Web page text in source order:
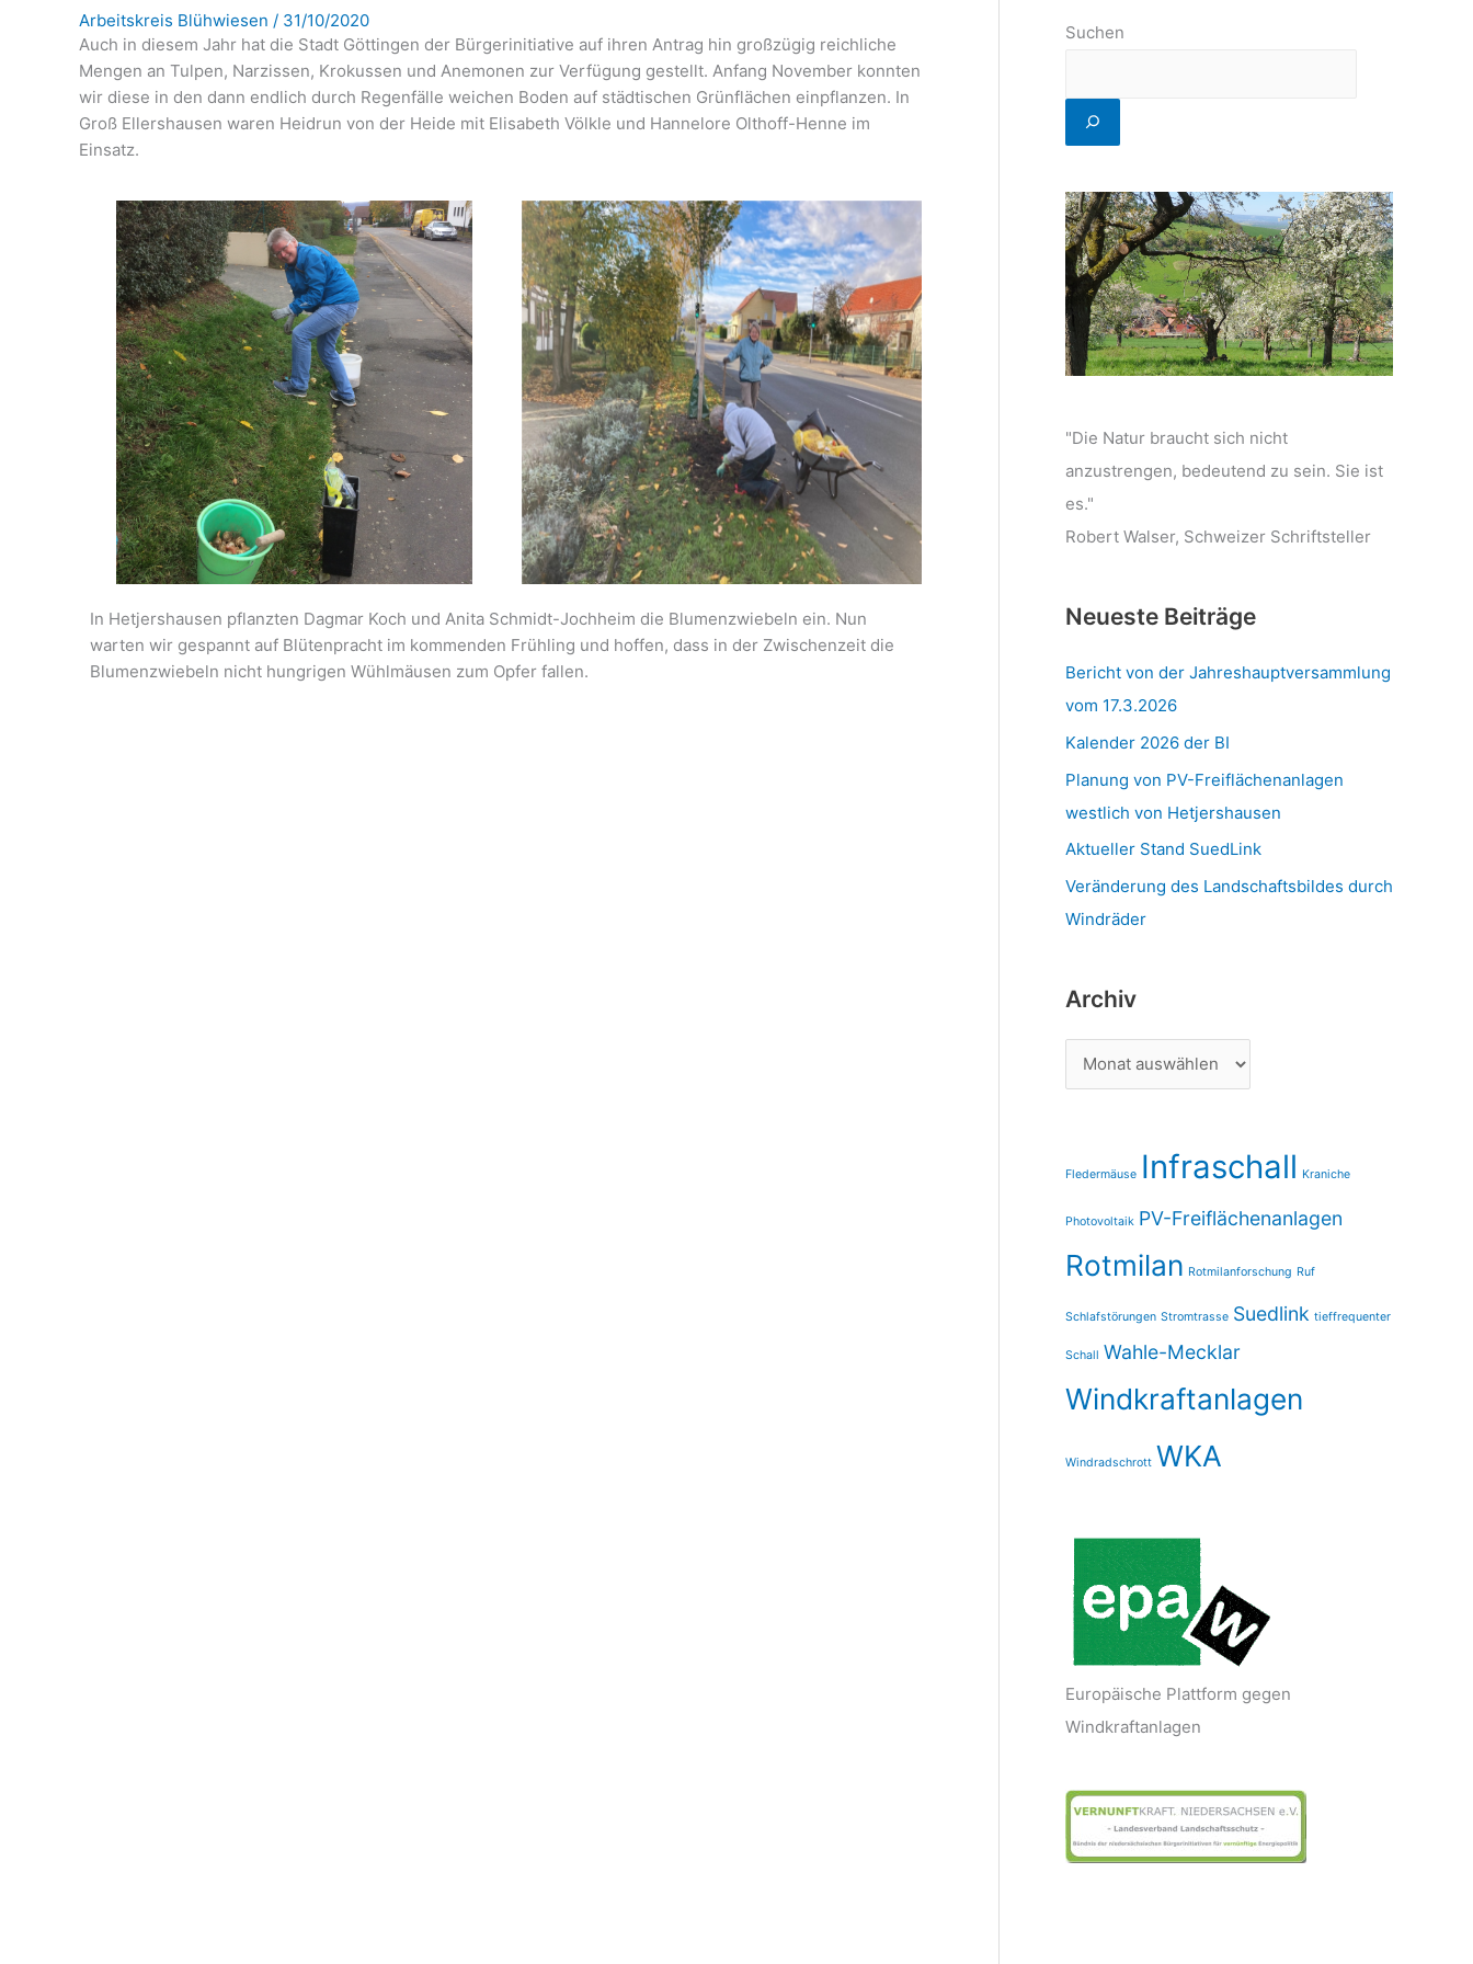
Arbeitskreis Blühwiesen / 31/10/2020
Auch in diesem Jahr hat die Stadt Göttingen der Bürgerinitiative auf ihren Antrag hin großzügig reichliche
Mengen an Tulpen, Narzissen, Krokussen und Anemonen zur Verfügung gestellt. Anfang November konnten
wir diese in den dann endlich durch Regenfälle weichen Boden auf städtischen Grünflächen einpflanzen. In
Groß Ellershausen waren Heidrun von der Heide mit Elisabeth Völkle und Hannelore Olthoff-Henne im
Einsatz.
In Hetjershausen pflanzten Dagmar Koch und Anita Schmidt-Jochheim die Blumenzwiebeln ein. Nun
warten wir gespannt auf Blütenpracht im kommenden Frühling und hoffen, dass in der Zwischenzeit die
Blumenzwiebeln nicht hungrigen Wühlmäusen zum Opfer fallen.
Suchen
"Die Natur braucht sich nicht
anzustrengen, bedeutend zu sein. Sie ist
es."
Robert Walser, Schweizer Schriftsteller
Neueste Beiträge
Bericht von der Jahreshauptversammlung
vom 17.3.2026
Kalender 2026 der BI
Planung von PV-Freiflächenanlagen
westlich von Hetjershausen
Aktueller Stand SuedLink
Veränderung des Landschaftsbildes durch
Windräder
Archiv
Fledermäuse Infraschall Kraniche
Photovoltaik PV-Freiflächenanlagen
Rotmilan Rotmilanforschung Ruf
Schlafstörungen Stromtrasse Suedlink tieffrequenter
Schall Wahle-Mecklar
Windkraftanlagen
Windradschrott WKA
Europäische Plattform gegen
Windkraftanlagen